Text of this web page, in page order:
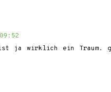
ja wirklich ein Traum.